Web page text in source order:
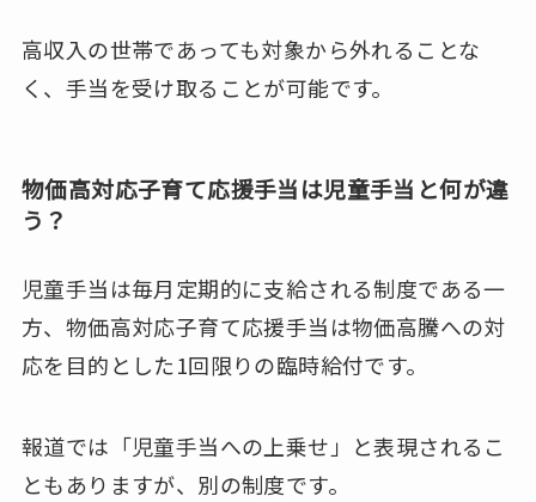
高収入の世帯であっても対象から外れることな
く、手当を受け取ることが可能です。
物価高対応子育て応援手当は児童手当と何が違
う？
児童手当は毎月定期的に支給される制度である一
方、物価高対応子育て応援手当は物価高騰への対
応を目的とした1回限りの臨時給付です。
報道では「児童手当への上乗せ」と表現されるこ
ともありますが、別の制度です。